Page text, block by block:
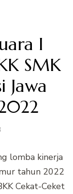
I
SMK
Jawa
lomba kinerja
tahun 2022
Cekat-Ceket